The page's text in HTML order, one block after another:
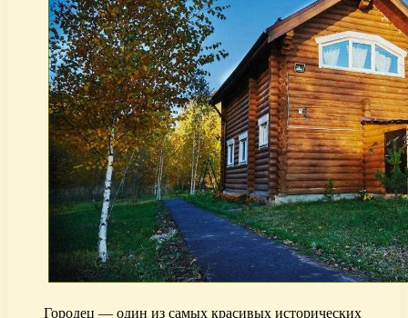
Городец — один из самых красивых исторических